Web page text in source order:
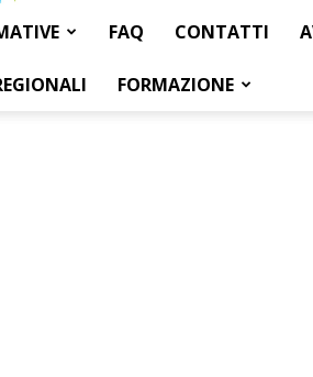
Federazione
FAQ CONTATTI
FORMAZIONE